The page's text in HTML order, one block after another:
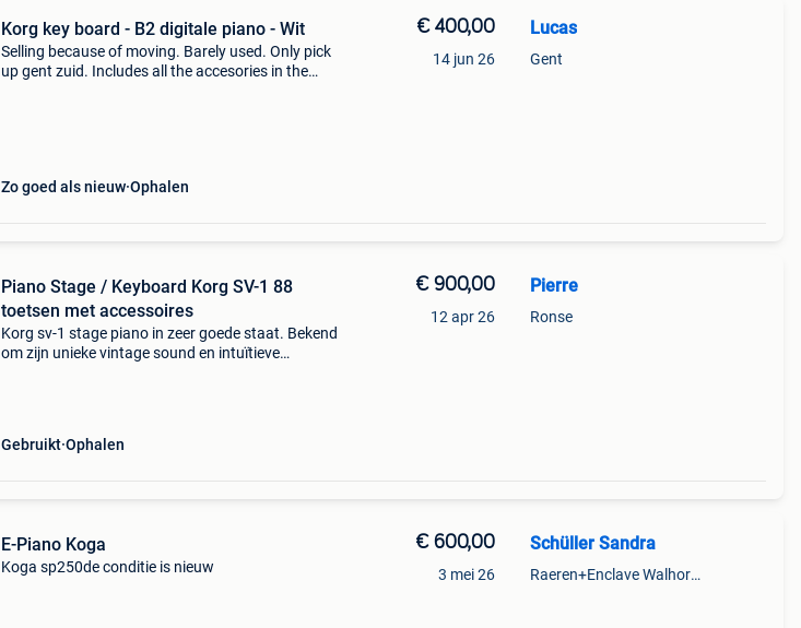
Korg key board - B2 digitale piano - Wit
Selling because of moving. Barely used. Only pick
up gent zuid. Includes all the accesories in the
Zo goed als nieuw Ophalen
€ 400,00
14 jun 26
Lucas
Gent
Piano Stage / Keyboard Korg SV-1 88
toetsen met accessoires
Korg sv-1 stage piano in zeer goede staat. Bekend
om zijn unieke vintage sound en intuïtieve
Gebruikt Ophalen
€ 900,00
12 apr 26
Pierre
Ronse
E-Piano Koga
Koga sp250de conditie is nieuw
€ 600,00
3 mei 26
Schüller Sandra
Raeren+Enclave Walhorn + Gebietsteil Eupen